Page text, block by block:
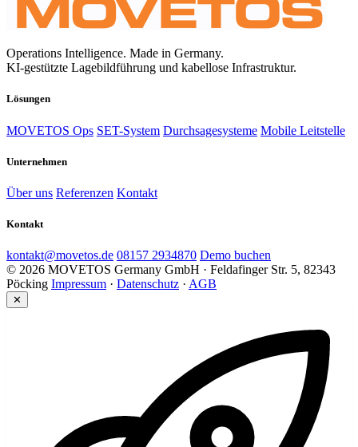
Operations Intelligence. Made in Germany.
KI-gestützte Lagebildführung und kabellose Infrastruktur.
Lösungen
MOVETOS Ops SET-System Durchsagesysteme Mobile Leitstelle
Unternehmen
Über uns Referenzen Kontakt
Kontakt
kontakt@movetos.de 08157 2934870 Demo buchen
© 2026 MOVETOS Germany GmbH · Feldafinger Str. 5, 82343
Pöcking Impressum · Datenschutz · AGB
✕